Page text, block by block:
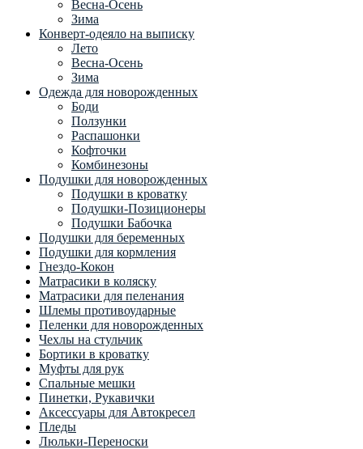
Весна-Осень
Зима
Конверт-одеяло на выписку
Лето
Весна-Осень
Зима
Одежда для новорожденных
Боди
Ползунки
Распашонки
Кофточки
Комбинезоны
Подушки для новорожденных
Подушки в кроватку
Подушки-Позиционеры
Подушки Бабочка
Подушки для беременных
Подушки для кормления
Гнездо-Кокон
Матрасики в коляску
Матрасики для пеленания
Шлемы противоударные
Пеленки для новорожденных
Чехлы на стульчик
Бортики в кроватку
Муфты для рук
Спальные мешки
Пинетки, Рукавички
Аксессуары для Автокресел
Пледы
Люльки-Переноски